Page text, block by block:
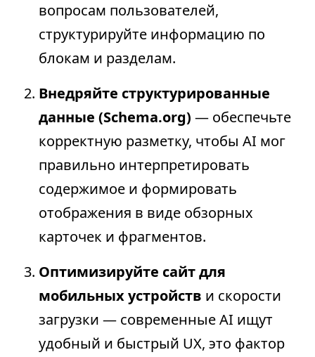
вопросам пользователей,
структурируйте информацию по
блокам и разделам.
Внедряйте структурированные
данные (Schema.org) — обеспечьте
корректную разметку, чтобы AI мог
правильно интерпретировать
содержимое и формировать
отображения в виде обзорных
карточек и фрагментов.
Оптимизируйте сайт для
мобильных устройств и скорости
загрузки — современные AI ищут
удобный и быстрый UX, это фактор